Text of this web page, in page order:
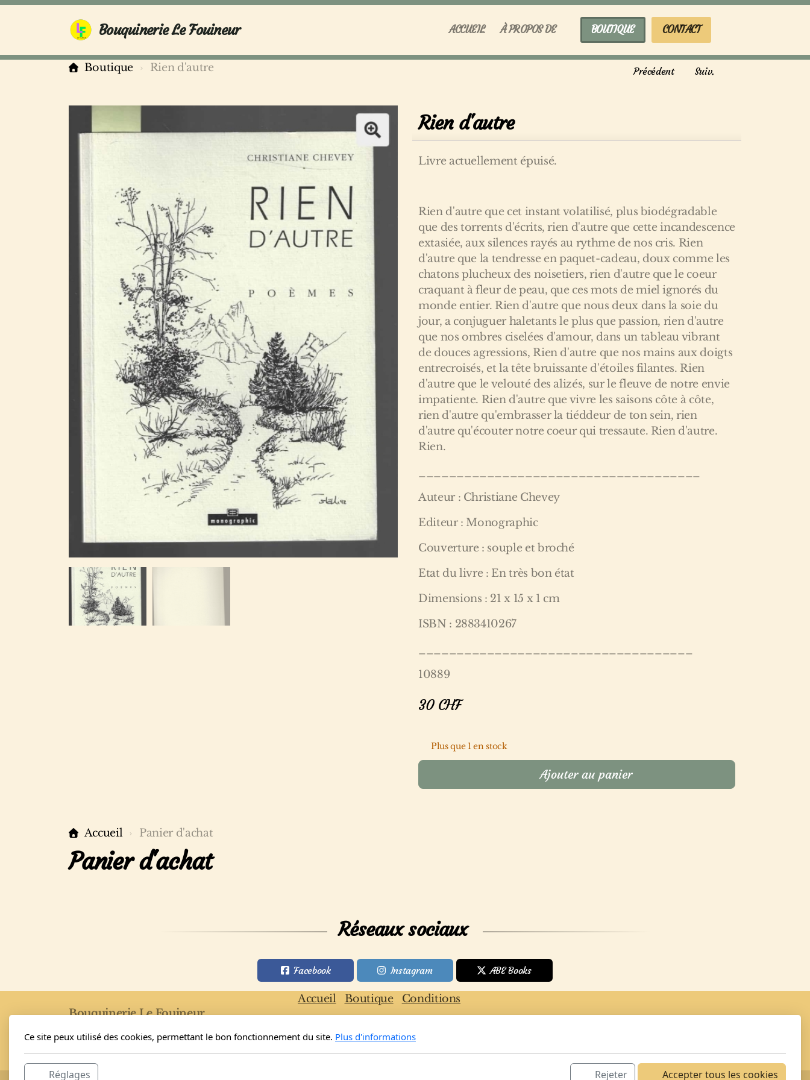
Bouquinerie Le Fouineur ACCUEIL À PROPOS DE BOUTIQUE CONTACT
Précédent Suiv.
Boutique Rien d'autre
Rien d'autre
Livre actuellement épuisé.
Rien d'autre que cet instant volatilisé, plus biodégradable
que des torrents d'écrits, rien d'autre que cette incandescence
extasiée, aux silences rayés au rythme de nos cris. Rien
d'autre que la tendresse en paquet-cadeau, doux comme les
chatons plucheux des noisetiers, rien d'autre que le coeur
craquant à fleur de peau, que ces mots de miel ignorés du
monde entier. Rien d'autre que nous deux dans la soie du
jour, a conjuguer haletants le plus que passion, rien d'autre
que nos ombres ciselées d'amour, dans un tableau vibrant
de douces agressions, Rien d'autre que nos mains aux doigts
entrecroisés, et la tête bruissante d'étoiles filantes. Rien
d'autre que le velouté des alizés, sur le fleuve de notre envie
impatiente. Rien d'autre que vivre les saisons côte à côte,
rien d'autre qu'embrasser la tiéddeur de ton sein, rien
d'autre qu'écouter notre coeur qui tressaute. Rien d'autre.
Rien.
Auteur : Christiane Chevey
Editeur : Monographic
Couverture : souple et broché
Etat du livre : En très bon état
Dimensions : 21 x 15 x 1 cm
ISBN : 2883410267
10889
30CHF
Plus que 1 en stock
Ajouter au panier
Accueil Panier d'achat
Panier d'achat
Réseaux sociaux
Facebook Instagram ABE Books
Bouquinerie Le Fouineur
Rue de l'Eglise 40
1955 Saint-Pierre-de-Clages
Accueil Boutique Conditions
Ce site peux utilisé des cookies, permettant le bon fonctionnement du site. Plus d'informations
Réglages Rejeter Accepter tous les cookies